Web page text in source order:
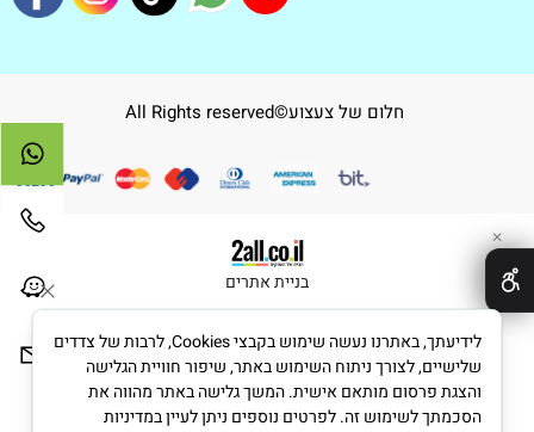
חלום של צעצוע©All Rights reserved
בניית אתרים
✕
לידיעתך, באתרנו נעשה שימוש בקבצי Cookies, לרבות של צדדים
שלישיים, לצורך ניתוח השימוש באתר, שיפור חוויית הגלישה
והצגת פרסום מותאם אישית. המשך גלישה באתר מהווה את
הסכמתך לשימוש זה. לפרטים נוספים ניתן לעיין במדיניות